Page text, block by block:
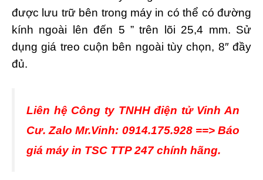
được lưu trữ bên trong máy in có thể có đường
kính ngoài lên đến 5 ” trên lõi 25,4 mm. Sử
dụng giá treo cuộn bên ngoài tùy chọn, 8″ đầy
đủ.
Liên hệ Công ty TNHH điện tử Vinh An
Cư. Zalo Mr.Vinh: 0914.175.928 ==> Báo
giá máy in TSC TTP 247 chính hãng.